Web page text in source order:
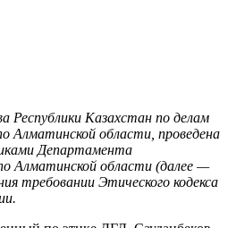
Казахстан по делам
Алматинской области, проведена
Департамента
Алматинской области (далее —
требовании Этического кодекса